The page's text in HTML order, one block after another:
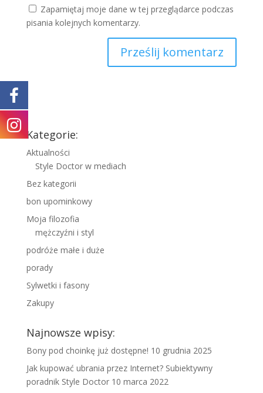
Zapamiętaj moje dane w tej przeglądarce podczas
pisania kolejnych komentarzy.
Kategorie:
Aktualności
Style Doctor w mediach
Bez kategorii
bon upominkowy
Moja filozofia
mężczyźni i styl
podróże małe i duże
porady
Sylwetki i fasony
Zakupy
Najnowsze wpisy:
Bony pod choinkę już dostępne! 10 grudnia 2025
Jak kupować ubrania przez Internet? Subiektywny
poradnik Style Doctor 10 marca 2022